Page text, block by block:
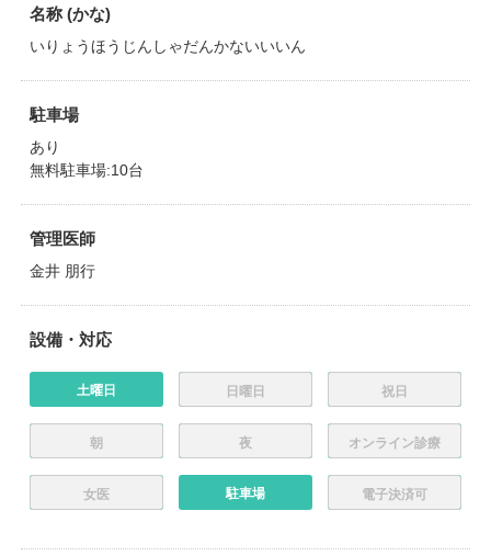
名称 (かな)
いりょうほうじんしゃだんかないいいん
駐車場
あり
無料駐車場:10台
管理医師
金井 朋行
設備・対応
土曜日 日曜日 祝日
朝 夜 オンライン診療
女医 駐車場 電子決済可